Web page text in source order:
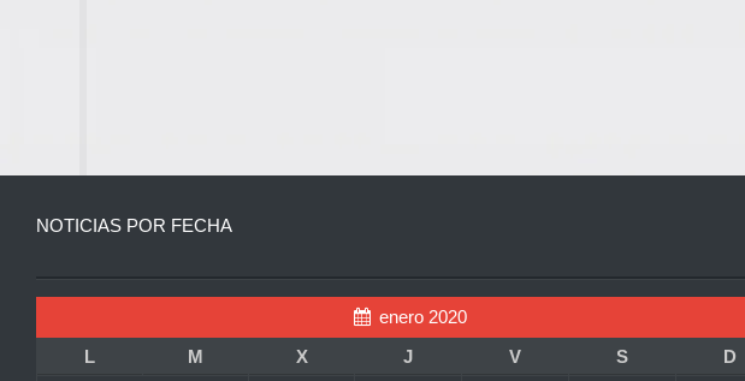
NOTICIAS POR FECHA
enero 2020
L
M X J V S
D